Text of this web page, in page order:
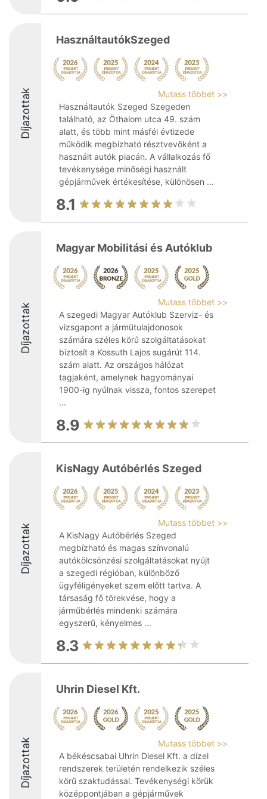
Díjazottak
HasználtautókSzeged
Mutass többet >>
Használtautók Szeged Szegeden
található, az Öthalom utca 49. szám
alatt, és több mint másfél évtizede
működik megbízható résztvevőként a
használt autók piacán. A vállalkozás fő
tevékenysége minőségi használt
gépjárművek értékesítése, különösen ...
8.1
Díjazottak
Magyar Mobilitási és Autóklub
Mutass többet >>
A szegedi Magyar Autóklub Szerviz- és
vizsgapont a járműtulajdonosok
számára széles körű szolgáltatásokat
biztosít a Kossuth Lajos sugárút 114.
szám alatt. Az országos hálózat
tagjaként, amelynek hagyományai
1900-ig nyúlnak vissza, fontos szerepet
...
8.9
Díjazottak
KisNagy Autóbérlés Szeged
Mutass többet >>
A KisNagy Autóbérlés Szeged
megbízható és magas színvonalú
autókölcsönzési szolgáltatásokat nyújt
a szegedi régióban, különböző
ügyféligényeket szem előtt tartva. A
társaság fő törekvése, hogy a
járműbérlés mindenki számára
egyszerű, kényelmes ...
8.3
Díjazottak
Uhrin Diesel Kft.
Mutass többet >>
A békéscsabai Uhrin Diesel Kft. a dízel
rendszerek területén rendelkezik széles
körű szaktudással. Tevékenységi körük
középpontjában a gépjárművek